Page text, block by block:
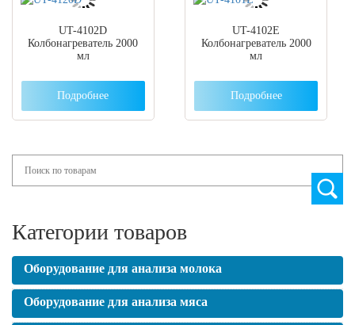
UT-4102D
Колбонагреватель 2000
мл
Подробнее
UT-4102E
Колбонагреватель 2000
мл
Подробнее
Категории товаров
Оборудование для анализа молока
Оборудование для анализа мяса